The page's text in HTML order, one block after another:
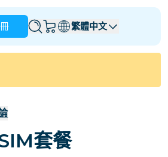
繁體中文
文萊
套餐